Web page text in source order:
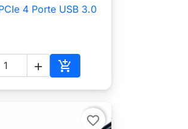
 Anteprima
4 Porte USB 3.0
 
Aggiungi al carrello
favorite_border